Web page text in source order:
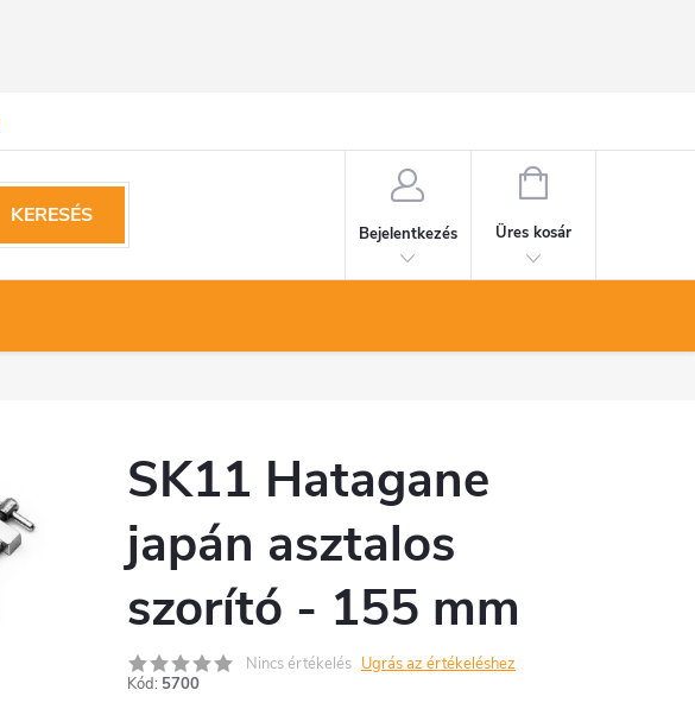
KERESÉS
Bejelentkezés
KOSÁR
Üres kosár
SK11 Hatagane
japán asztalos
szorító - 155 mm
Nincs értékelés Ugrás az értékeléshez
Kód: 5700